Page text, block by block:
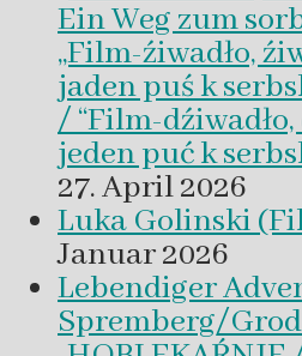
Ein Weg zum
„Film-źiwadło,
jaden puś k
/ “Film-
jeden puć k
27. April 2026
Luka Golinski
Januar 2026
Lebendiger
Spremberg/